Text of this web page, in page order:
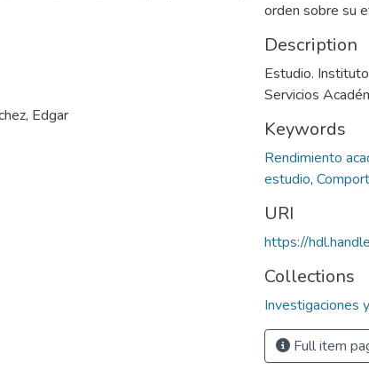
Edgar
orden sobre su
Description
Estudio.
Servicios
Keywords
Rendimiento
estudio,
URI
https://
Collections
Investigaciones
Full item